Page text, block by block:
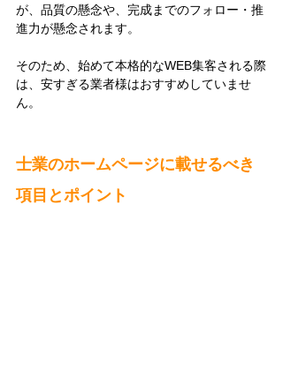
が、品質の懸念や、完成までのフォロー・推
進力が懸念されます。
そのため、始めて本格的なWEB集客される際
は、安すぎる業者様はおすすめしていませ
ん。
士業のホームページに載せるべき
項目とポイント